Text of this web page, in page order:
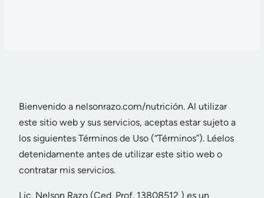
Bienvenido a nelsonrazo.com/nutrición. Al utilizar
este sitio web y sus servicios, aceptas estar sujeto a
los siguientes Términos de Uso (“Términos”). Léelos
detenidamente antes de utilizar este sitio web o
contratar mis servicios.
Lic. Nelson Razo (Ced. Prof. 13808512 ) es un